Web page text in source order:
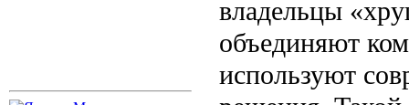
владельцы
объединяют
используют